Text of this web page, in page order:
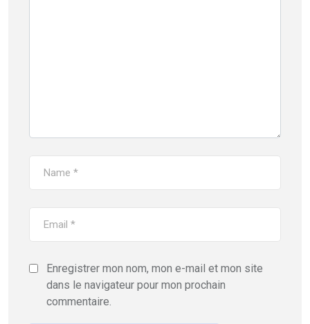
Enregistrer mon nom, mon e-mail et mon site
dans le navigateur pour mon prochain
commentaire.